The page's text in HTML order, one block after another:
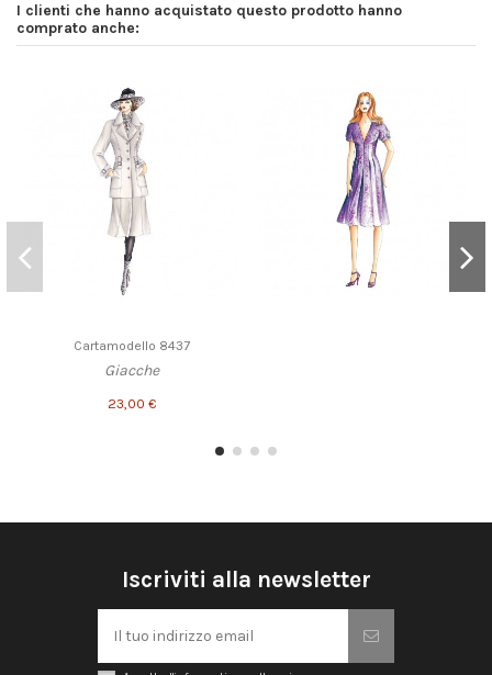
I clienti che hanno acquistato questo prodotto hanno
comprato anche:
Cartamodello 8437
Giacche
23,00 €
Iscriviti alla newsletter